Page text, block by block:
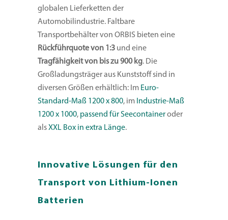
globalen Lieferketten der
Automobilindustrie. Faltbare
Transportbehälter von ORBIS bieten eine
Rückführquote von 1:3 und eine
Tragfähigkeit von bis zu 900 kg. Die
Großladungsträger aus Kunststoff sind in
diversen Größen erhältlich: Im Euro-
Standard-Maß 1200 x 800, im Industrie-Maß
1200 x 1000, passend für Seecontaineroder
alsXXL Box in extra Länge.
Innovative Lösungen für den
Transport von Lithium-Ionen
Batterien